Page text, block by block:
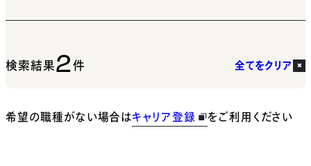
検索結果2件 全てをクリア
希望の職種がない場合はキャリア登録 をご利用ください